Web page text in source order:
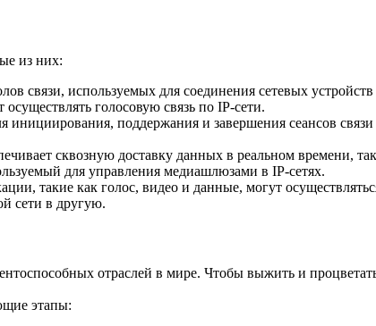
из них:
связи, используемых для соединения сетевых
голосовую связь по IP-сети.
поддержания и завершения сеансов
сквозную доставку данных в реальном времени,
для управления медиашлюзами в IP-сетях.
такие как голос, видео и данные, могут
сети в другую.
отраслей в мире. Чтобы выжить и
этапы: